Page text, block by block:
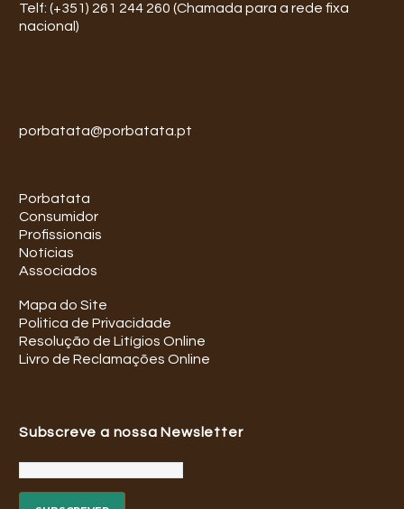
Telf: (+351) 261 244 260 (Chamada para a rede fixa
nacional)
porbatata@porbatata.pt
Porbatata
Consumidor
Profissionais
Notícias
Associados
Mapa do Site
Politica de Privacidade
Resolução de Litígios Online
Livro de Reclamações Online
Subscreve a nossa Newsletter